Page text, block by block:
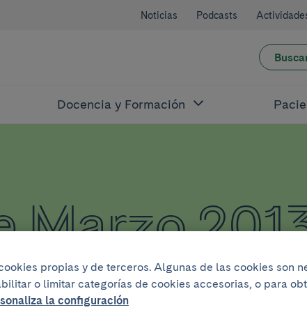
Noticias Podcasts
Docencia y Formación
Marzo
propias y de terceros. Algunas de las cookies son
o limitar categorías de cookies accesorias, o para
la configuración